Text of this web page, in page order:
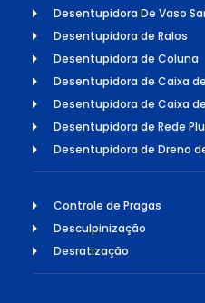
Desentupidora De Vaso
Desentupidora de Ralos
Desentupidora de Coluna
Desentupidora de Caixa
Desentupidora de Caixa
Desentupidora de Rede
Desentupidora de Dreno
Controle de Pragas
Desculpinização
Desratização